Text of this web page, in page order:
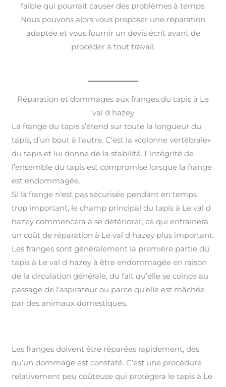
faible qui pourrait causer des problèmes à temps.
Nous pouvons alors vous proposer une réparation
adaptée et vous fournir un devis écrit avant de
procéder à tout travail.
Réparation et dommages aux franges du tapis à Le
val d hazey
La frange du tapis s’étend sur toute la longueur du
tapis, d’un bout à l’autre. C’est la «colonne vertébrale»
du tapis et lui donne de la stabilité. L’intégrité de
l’ensemble du tapis est compromise lorsque la frange
est endommagée.
Si la frange n’est pas sécurisée pendant en temps
trop important, le champ principal du tapis à Le val d
hazey commencera à se détériorer, ce qui entrainera
un coût de réparation à Le val d hazey plus important.
Les franges sont généralement la première partie du
tapis à Le val d hazey à être endommagée en raison
de la circulation générale, du fait qu’elle se coince au
passage de l’aspirateur ou parce qu’elle est mâchée
par des animaux domestiques.
Les franges doivent être réparées rapidement, dès
qu’un dommage est constaté. C’est une procédure
relativement peu coûteuse qui protégera le tapis à Le